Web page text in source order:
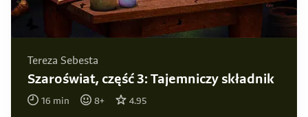
Tereza Sebesta
Szaroświat, część 3: Tajemniczy składnik
16 min 8+ 4.95